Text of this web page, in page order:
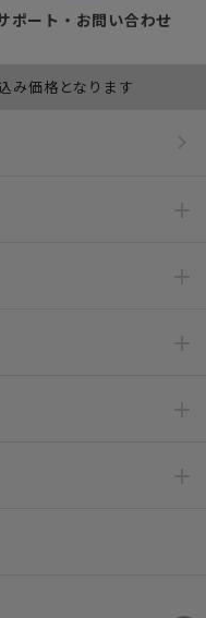
ポート・お問い合わせ
み価格となります